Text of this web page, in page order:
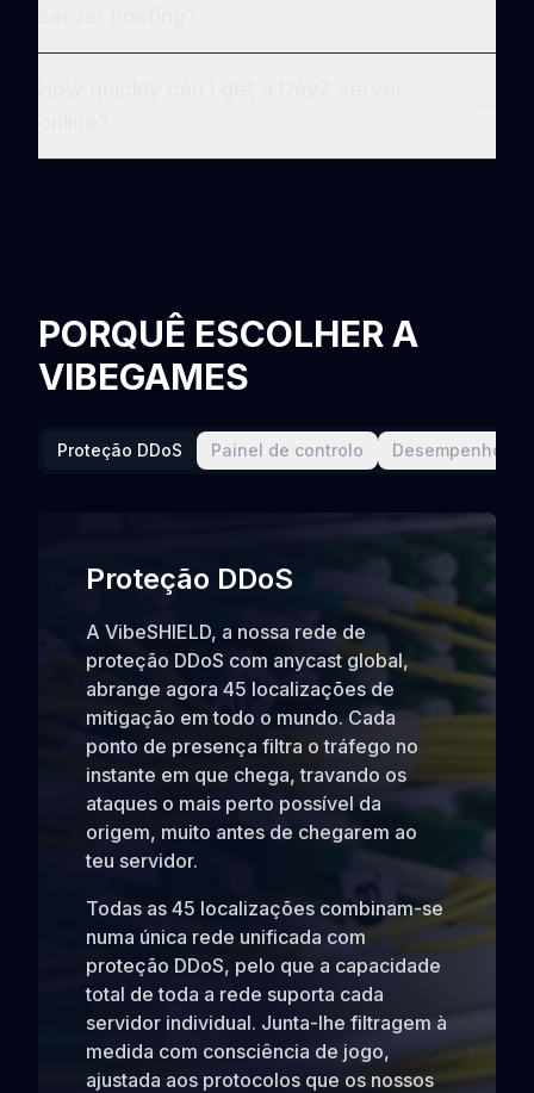
PORQUÊ ESCOLHER A
VIBEGAMES
Proteção DDoS Painel de controlo Desempenho
Proteção DDoS
A VibeSHIELD, a nossa rede de
proteção DDoS com anycast global,
abrange agora 45 localizações de
mitigação em todo o mundo. Cada
ponto de presença filtra o tráfego no
instante em que chega, travando os
ataques o mais perto possível da
origem, muito antes de chegarem ao
teu servidor.
Todas as 45 localizações combinam-se
numa única rede unificada com
proteção DDoS, pelo que a capacidade
total de toda a rede suporta cada
servidor individual. Junta-lhe filtragem à
medida com consciência de jogo,
ajustada aos protocolos que os nossos